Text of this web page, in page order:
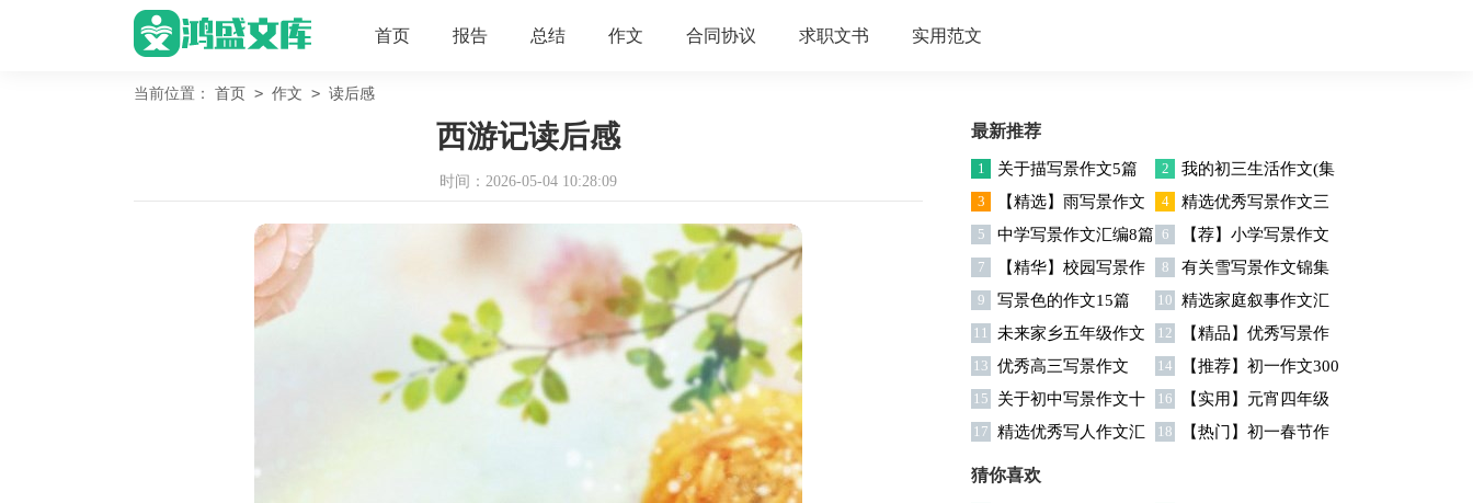
首页 报告 总结 作文 合同协议 求职文书 实用范文
当前位置： 首页 > 作文 > 读后感
西游记读后感
时间：2026-05-04 10:28:09
最新推荐
1 关于描写景作文5篇 2
我的初三生活作文(集
锦15篇)
3
【精选】雨写景作文
300字八篇
4
精选优秀写景作文三
篇
5 中学写景作文汇编8篇 6 【荐】小学写景作文
7
【精华】校园写景作
文合集五篇
8
有关雪写景作文锦集
10篇
9 写景色的作文15篇 10 精选家庭叙事作文汇
总五篇
11
未来家乡五年级作文
锦集8篇
12
【精品】优秀写景作
文汇编五篇
13 优秀高三写景作文 14
【推荐】初一作文300
字合集10篇
15
关于初中写景作文十
篇
16
【实用】元宵四年级
作文300字汇总6篇
17 精选优秀写人作文汇
编10篇
18
【热门】初一春节作
猜你喜欢